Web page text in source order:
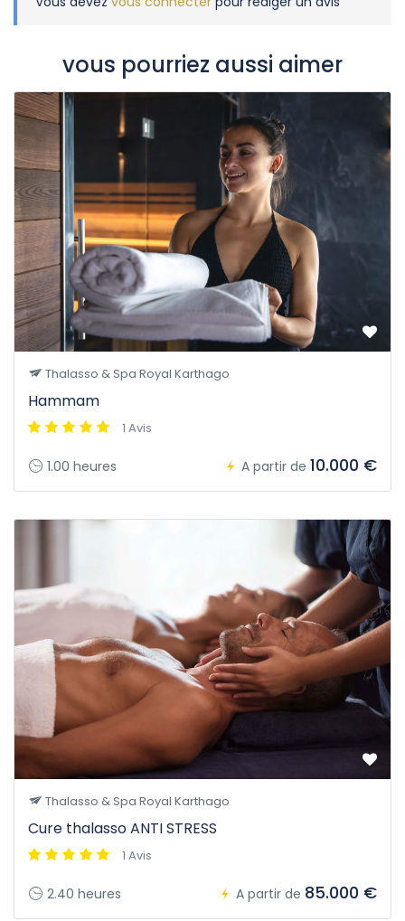
vous pourriez aussi aimer
Thalasso & Spa Royal Karthago
Hammam
1 Avis
1.00 heures A partir de 10.000 €
Thalasso & Spa Royal Karthago
Cure thalasso ANTI STRESS
1 Avis
2.40 heures A partir de 85.000 €